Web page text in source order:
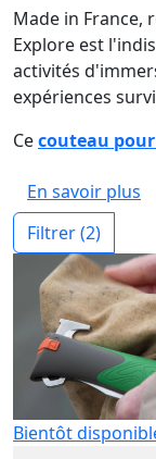
Made in France,
Explore est
activités
expériences
Cecouteau
En savoir plus
Filtrer(2)
Bientôt